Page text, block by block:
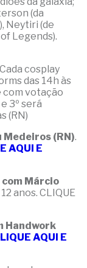
(da
Neytiri (de
Legends).
cosplay
das 14h às
com votação
3º será
(RN)
(RN).
AQUI E
Márcio
anos. CLIQUE
Handwork
AQUI E